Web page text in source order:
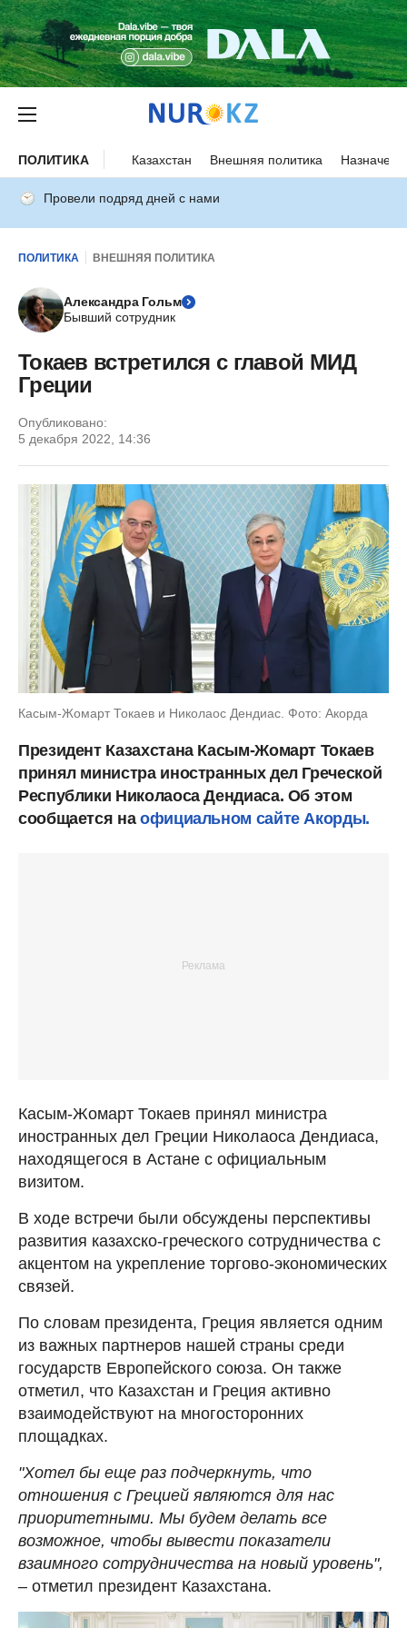
ПОЛИТИКА Казахстан Внешняя политика
Провели подряд дней с нами
ПОЛИТИКА ВНЕШНЯЯ ПОЛИТИКА
Александра Гольм
Бывший сотрудник
Токаев встретился с главой МИД
Греции
Опубликовано:
5 декабря 2022, 14:36
Касым-Жомарт Токаев и Николаос Дендиас. Фото: Акорда
Президент Казахстана Касым-Жомарт Токаев
принял министра иностранных дел Греческой
Республики Николаоса Дендиаса. Об этом
сообщается на официальном сайте Акорды.
Касым-Жомарт Токаев принял министра
иностранных дел Греции Николаоса Дендиаса,
находящегося в Астане с официальным
визитом.
В ходе встречи были обсуждены перспективы
развития казахско-греческого сотрудничества с
акцентом на укрепление торгово-экономических
связей.
По словам президента, Греция является одним
из важных партнеров нашей страны среди
государств Европейского союза. Он также
отметил, что Казахстан и Греция активно
взаимодействуют на многосторонних
площадках.
"Хотел бы еще раз подчеркнуть, что
отношения с Грецией являются для нас
приоритетными. Мы будем делать все
возможное, чтобы вывести показатели
взаимного сотрудничества на новый уровень",
– отметил президент Казахстана.